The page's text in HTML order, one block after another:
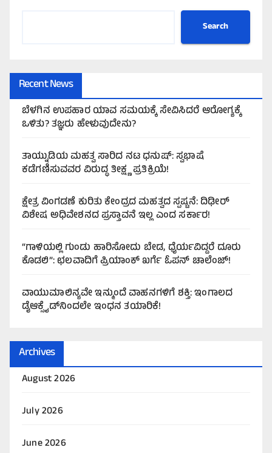
Search
Recent News
ಬೆಳಗಿನ ಉಪಹಾರ ಯಾವ ಸಮಯಕ್ಕೆ ಸೇವಿಸಿದರೆ ಆರೋಗ್ಯಕ್ಕೆ
ಒಳಿತು? ತಜ್ಞರು ಹೇಳುವುದೇನು?
ತಾಯ್ನುಡಿಯ ಮಹತ್ವ ಸಾರಿದ ನಟ ಧನುಷ್: ಸ್ವಭಾಷೆ
ಕಡೆಗಣಿಸುವವರ ವಿರುದ್ಧ ತೀಕ್ಷ್ಣ ಪ್ರತಿಕ್ರಿಯೆ!
ಕ್ಷೇತ್ರ ವಿಂಗಡಣೆ ಕುರಿತು ಕೇಂದ್ರದ ಮಹತ್ವದ ಸ್ಪಷ್ಟನೆ: ದಿಢೀರ್
ವಿಶೇಷ ಅಧಿವೇಶನದ ಪ್ರಸ್ತಾವನೆ ಇಲ್ಲ ಎಂದ ಸರ್ಕಾರ!
“ಗಾಳಿಯಲ್ಲಿ ಗುಂಡು ಹಾರಿಸೋದು ಬೇಡ, ಧೈರ್ಯವಿದ್ದರೆ ದೂರು
ಕೊಡಲಿ”: ಛಲವಾದಿಗೆ ಪ್ರಿಯಾಂಕ್ ಖರ್ಗೆ ಓಪನ್ ಚಾಲೆಂಜ್!
ವಾಯುಮಾಲಿನ್ಯವೇ ಇನ್ಮುಂದೆ ವಾಹನಗಳಿಗೆ ಶಕ್ತಿ: ಇಂಗಾಲದ
ಡೈಆಕ್ಸೈಡ್‌ನಿಂದಲೇ ಇಂಧನ ತಯಾರಿಕೆ!
Archives
August 2026
July 2026
June 2026